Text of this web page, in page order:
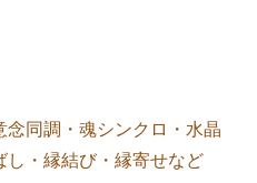
同調・魂シンクロ・水晶
し・縁結び・縁寄せなど